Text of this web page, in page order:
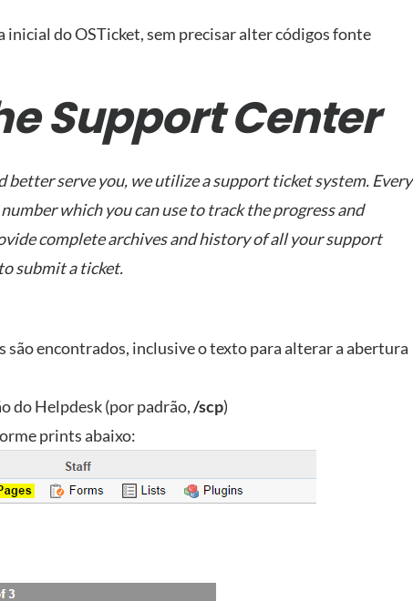
do OSTicket, sem precisar alter códigos fonte
Support Center
serve you, we utilize a support ticket system. Every
which you can use to track the progress and
complete archives and history of all your support
submit a ticket.
são encontrados, inclusive o texto para alterar a abertura
do Helpdesk (por padrão,/scp)
prints abaixo: